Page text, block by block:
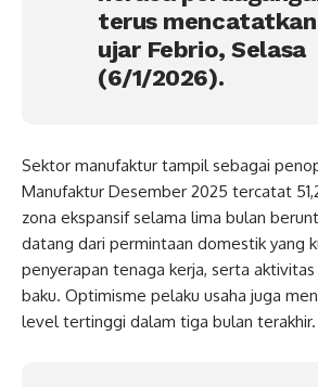
terus mencatatkan
ujar Febrio, Selasa
(6/1/2026).
Sektor manufaktur tampil sebagai
Manufaktur Desember 2025 tercatat
zona ekspansif selama lima bulan
datang dari permintaan domestik yang
penyerapan tenaga kerja, serta
baku. Optimisme pelaku usaha juga
level tertinggi dalam tiga bulan terakhir.